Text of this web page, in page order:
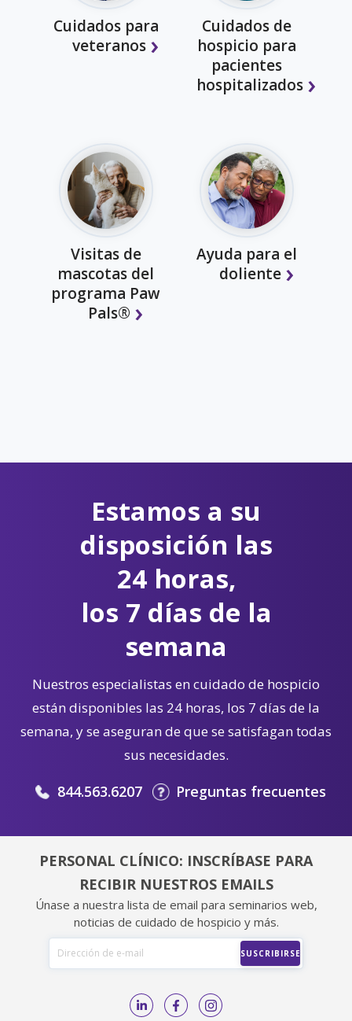
Cuidados para
veteranos
Cuidados de
hospicio para
pacientes
hospitalizados
Visitas de
mascotas del
programa Paw
Pals®
Ayuda para el
doliente
Estamos a su
disposición las
24 horas,
los 7 días de la
semana
Nuestros especialistas en cuidado de hospicio
están disponibles las 24 horas, los 7 días de la
semana, y se aseguran de que se satisfagan todas
sus necesidades.
844.563.6207 Preguntas frecuentes
PERSONAL CLÍNICO: INSCRÍBASE PARA
RECIBIR NUESTROS EMAILS
Únase a nuestra lista de email para seminarios web,
noticias de cuidado de hospicio y más.